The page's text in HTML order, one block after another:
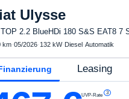
Ulysse
TOP 2.2 BlueHDi 180 S&S EAT8 7
km·05/2026· 132 kW· Diesel·Automatik
Leasing
UVP-Rate 3